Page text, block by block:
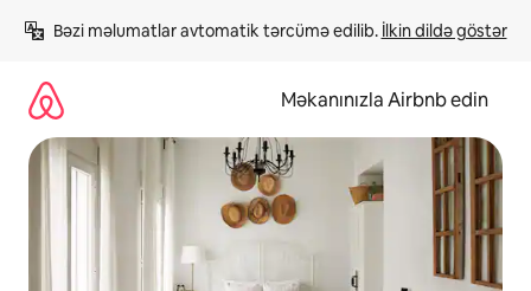
keç
Bəzi məlumatlar avtomatik tərcümə edilib. İlkin dildə göstər
Məkanınızla Airbnb edin